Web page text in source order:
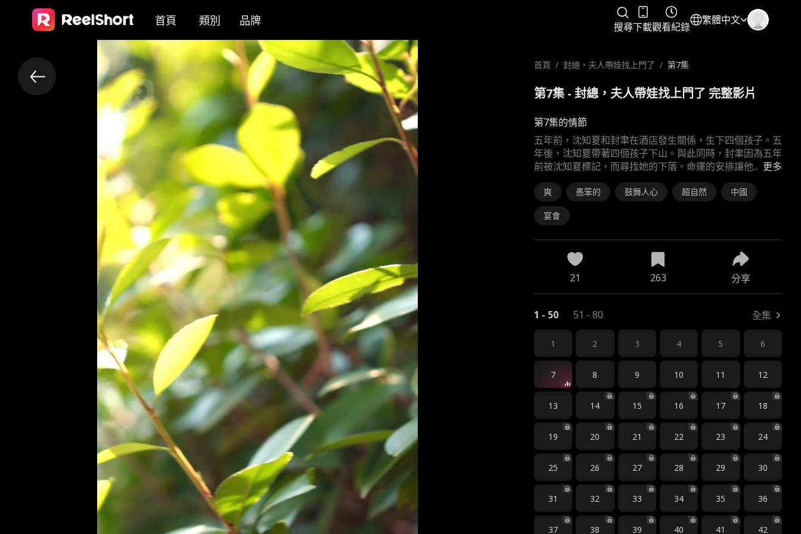
首頁 類別 品牌 搜尋下載觀看紀錄
繁體中文
首頁 / 封總，夫人帶娃找上門了 / 第7集
第7集 - 封總，夫人帶娃找上門了 完整影片
第7集的情節
更多
五年前，沈知夏和封聿在酒店發生關係，生下四個孩子。五
年後，沈知夏帶著四個孩子下山。與此同時，封聿因為五年
前被沈知夏標記，而尋找她的下落。命運的安排讓他...
爽 愚笨的 鼓舞人心 超自然 中國
宴會
21 263 分享
1 - 50 51 - 80 全集
1 2 3 4 5 6
7 8 9 10 11 12
13 14 15 16 17 18
19 20 21 22 23 24
25 26 27 28 29 30
31 32 33 34 35 36
37 38 39 40 41 42